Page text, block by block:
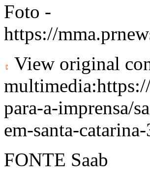
Foto -
https://
View original
multimedia:
para-a-imprensa/
em-santa-
FONTE Saab